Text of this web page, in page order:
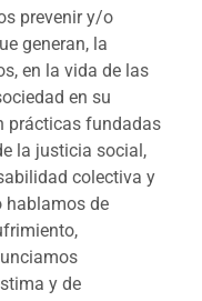
prevenir y/o
generan, la
en la vida de las
en su
prácticas fundadas
la justicia social,
colectiva y
hablamos de
y de